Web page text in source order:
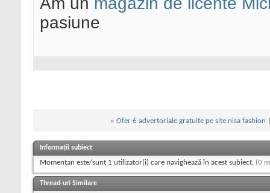
pasiune
« Ofer 6 advertoriale gratuite pe site nisa fashion
Informații subiect
Momentan este/sunt 1 utilizator(i) care navighează în acest subiect. (0
Thread-uri Similare